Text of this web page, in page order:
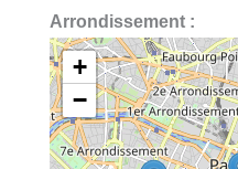
Arrondissement :
+
−